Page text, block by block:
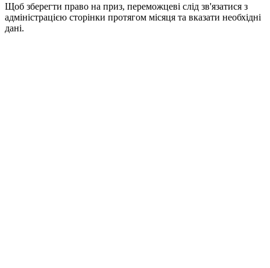
Щоб зберегти право на приз, переможцеві слід зв'язатися з
адміністрацією сторінки протягом місяця та вказати необхідні
дані.